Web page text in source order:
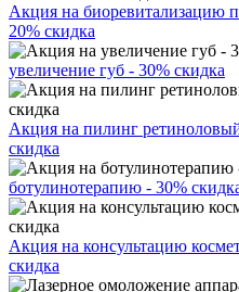
Акция на биоревитализацию
20% скидка
увеличение губ - 30% скидка
Акция на пилинг
скидка
ботулинотерапию - 30%
Акция на консультацию
скидка